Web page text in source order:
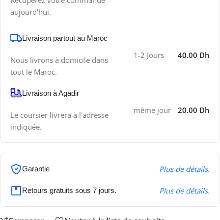
aujourd'hui.
Livraison partout au Maroc
Nous livrons à domicile dans
tout le Maroc.
1-2 Jours 40.00 Dh
Livraison à Agadir
Le coursier livrera à l'adresse
indiquée.
même jour 20.00 Dh
Garantie Plus de détails.
Retours gratuits sous 7 jours. Plus de détails.